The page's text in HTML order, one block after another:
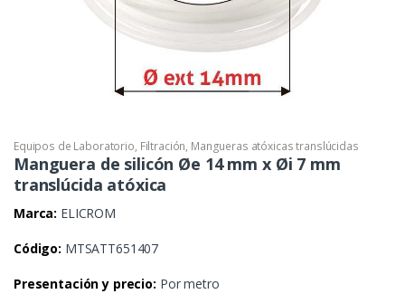
Equipos de Laboratorio, Filtración, Mangueras atóxicas translúcidas
Manguera de silicón Øe 14 mm x Øi 7 mm
translúcida atóxica
Marca: ELICROM
Código: MTSATT651407
Presentación y precio: Por metro